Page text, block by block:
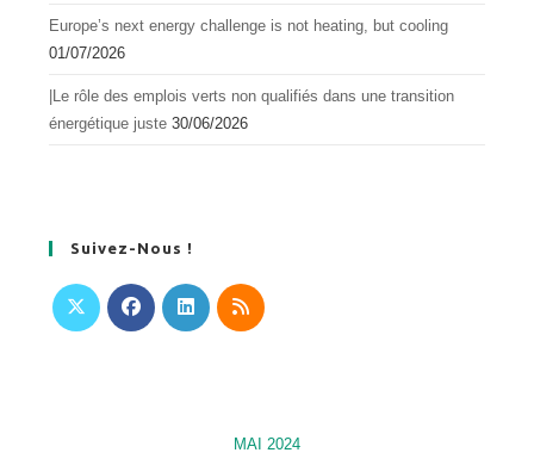
Europe’s next energy challenge is not heating, but cooling
01/07/2026
|Le rôle des emplois verts non qualifiés dans une transition
énergétique juste 30/06/2026
Suivez-Nous !
nouvel
MAI 2024